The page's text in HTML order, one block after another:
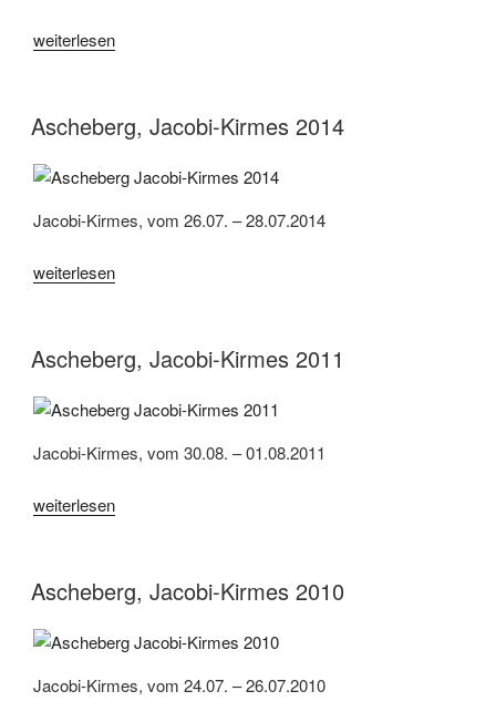
„Ascheberg,
2015“
weiterlesen
Ascheberg, Jacobi-Kirmes 2014
Jacobi-Kirmes, vom 26.07. – 28.07.2014
„Ascheberg,
2014“
weiterlesen
Ascheberg, Jacobi-Kirmes 2011
Jacobi-Kirmes, vom 30.08. – 01.08.2011
„Ascheberg,
2011“
weiterlesen
Ascheberg, Jacobi-Kirmes 2010
Jacobi-Kirmes, vom 24.07. – 26.07.2010